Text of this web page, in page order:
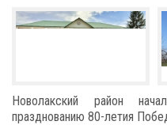
Новолакский район
празднованию 80-летия